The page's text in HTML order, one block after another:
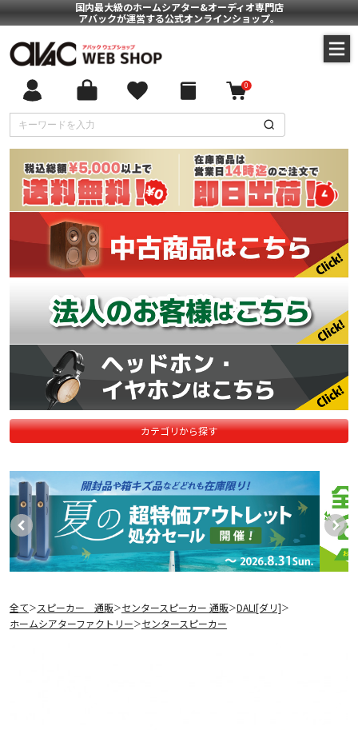
国内最大級のホームシアター&オーディオ専門店
アバックが運営する公式オンラインショップ。
0
カテゴリから探す
全て＞ スピーカー 通販＞センタースピーカー 通販＞DALI[ダリ]＞
ホームシアターファクトリー＞センタースピーカー